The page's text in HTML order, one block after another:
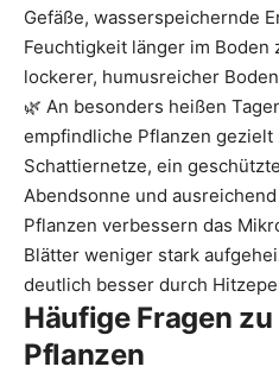
Gefäße, wasserspeichernde
Feuchtigkeit länger im Boden
lockerer, humusreicher
🌿 An besonders heißen
empfindliche Pflanzen
Schattiernetze, ein
Abendsonne und
Pflanzen verbessern das
Blätter weniger stark
deutlich besser durch
Häufige Fragen
Pflanzen